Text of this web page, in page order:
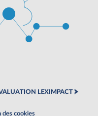
LEXIMPACT
des cookies